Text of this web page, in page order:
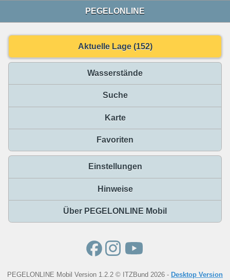
PEGELONLINE
Aktuelle Lage (152)
Wasserstände
Suche
Karte
Favoriten
Einstellungen
Hinweise
Über PEGELONLINE Mobil
PEGELONLINE Mobil Version 1.2.2 © ITZBund 2026 - Desktop Version